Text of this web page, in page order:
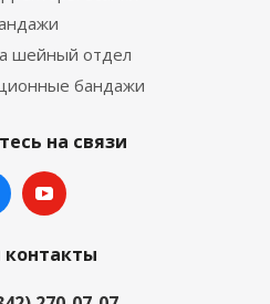
шейный отдел
бандажи
на связи